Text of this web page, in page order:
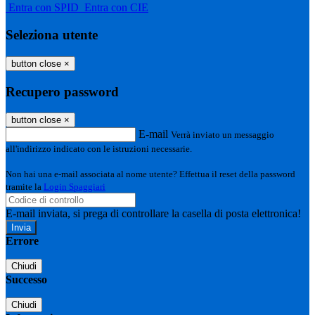
Entra con SPID Entra con CIE
Seleziona utente
button close ×
Recupero password
button close ×
E-mail Verrà inviato un messaggio
all'indirizzo indicato con le istruzioni necessarie.
Non hai una e-mail associata al nome utente? Effettua il reset della password
tramite la Login Spaggiari
E-mail inviata, si prega di controllare la casella di posta elettronica!
Errore
Chiudi
Successo
Chiudi